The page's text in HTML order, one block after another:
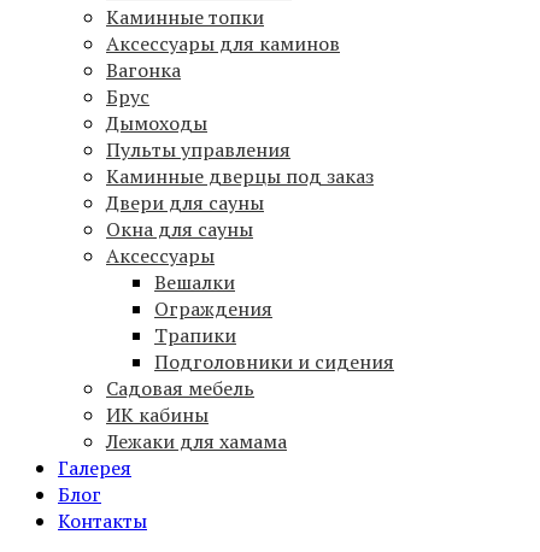
Каминные топки
Аксессуары для каминов
Вагонка
Брус
Дымоходы
Пульты управления
Каминные дверцы под заказ
Двери для сауны
Окна для сауны
Аксессуары
Вешалки
Ограждения
Трапики
Подголовники и сидения
Садовая мебель
ИК кабины
Лежаки для хамама
Галерея
Блог
Контакты